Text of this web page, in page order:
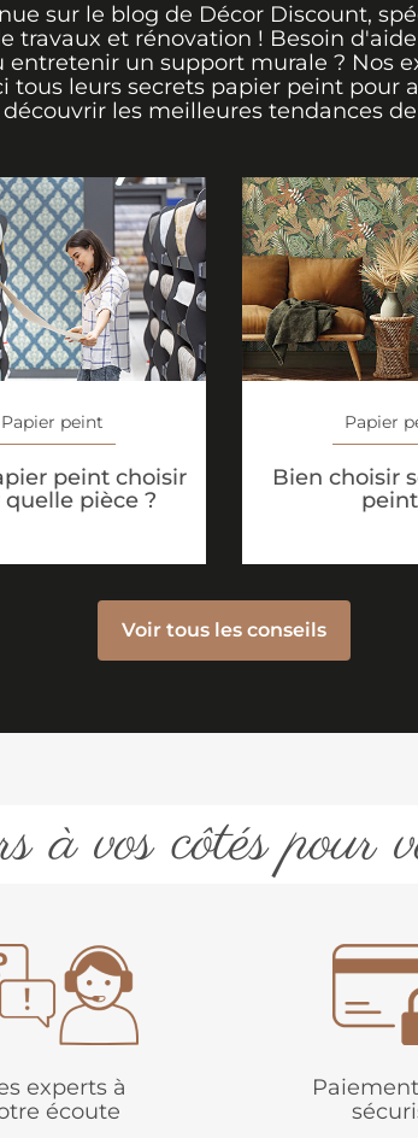
sur le blog de Décor Discount,
travaux et rénovation ! Besoin
entretenir un support murale ? Nos
tous leurs secrets papier peint pour
les meilleures tendances
Papier peint
peint choisir
quelle pièce ?
Papier
Bien choisir
Voir tous les conseils
à vos côtés pour
experts à
écoute